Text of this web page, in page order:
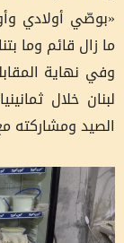
«بوصّي أولادي
ما زال قائم وما
وفي نهاية
لبنان خلال
الصيد ومشاركته